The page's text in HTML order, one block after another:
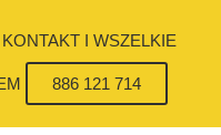
I WSZELKIE
886 121 714